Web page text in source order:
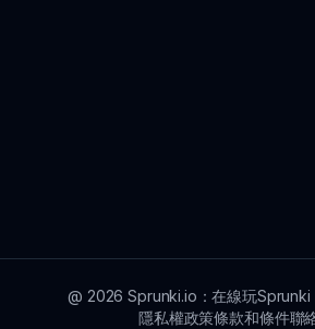
@ 2026 Sprunki.io：在線玩
隱私權政策條款和條件聯